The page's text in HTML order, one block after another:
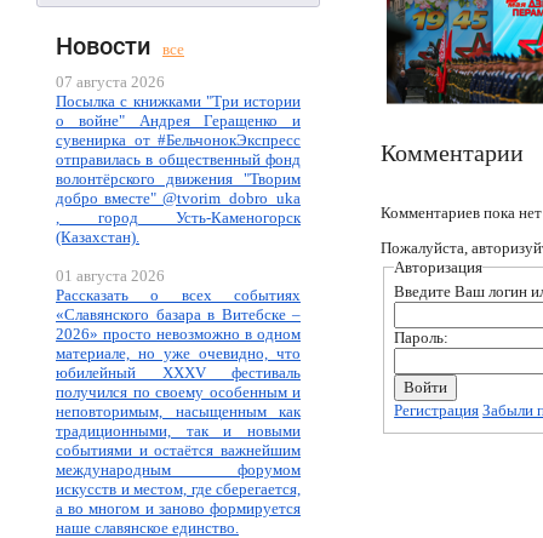
Новости
все
07 августа 2026
Посылка с книжками "Три истории
о войне" Андрея Геращенко и
сувенирка от #БельчонокЭкспресс
отправилась в общественный фонд
волонтёрского движения "Творим
добро вместе" @tvorim_dobro_uka
, город Усть-Каменогорск
(Казахстан).
01 августа 2026
Рассказать о всех событиях
«Славянского базара в Витебске –
2026» просто невозможно в одном
материале, но уже очевидно, что
юбилейный XXXV фестиваль
получился по своему особенным и
неповторимым, насыщенным как
традиционными, так и новыми
событиями и остаётся важнейшим
международным форумом
искусств и местом, где сберегается,
а во многом и заново формируется
наше славянское единство.
Комментарии
Комментариев пока нет
Пожалуйста,
Авторизация
Введите Ваш логин
Пароль:
Регистрация Забыли